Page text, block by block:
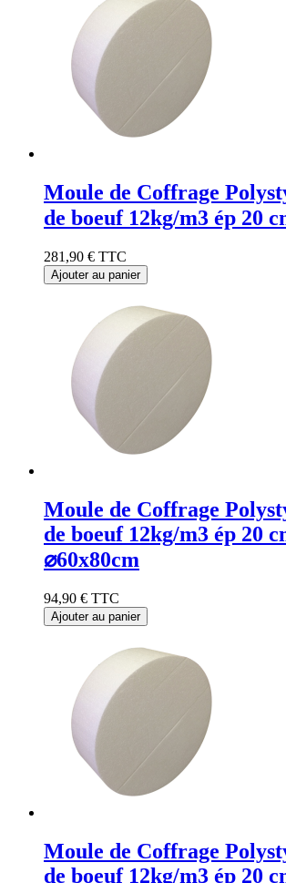
Moule de Coffrage
de boeuf 12kg/m3 ép 20
281,90 € TTC
Ajouter au panier
Moule de Coffrage
de boeuf 12kg/m3 ép 20
⌀60x80cm
94,90 € TTC
Ajouter au panier
Moule de Coffrage
de boeuf 12kg/m3 ép 20